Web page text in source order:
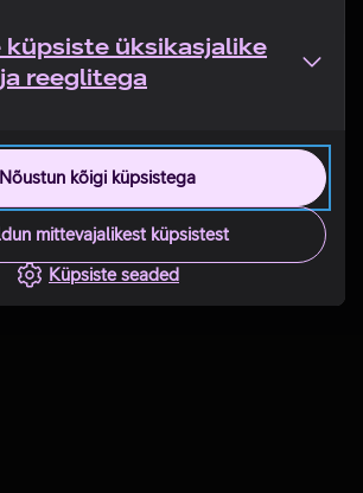
küpsiste üksikasjalike
reeglitega
Nõustun kõigi küpsistega
mittevajalikest küpsistest
Küpsiste seaded